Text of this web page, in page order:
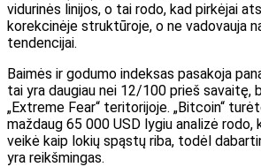
vidurinės linijos, o tai rodo, kad pirkėjai
korekcinėje struktūroje, o ne vadovauja
tendencijai.
Baimės ir godumo indeksas pasakoja
tai yra daugiau nei 12/100 prieš savaitę,
„Extreme Fear“ teritorijoje. „Bitcoin“
maždaug 65 000 USD lygiu analizė rodo,
veikė kaip lokių spąstų riba, todėl
yra reikšmingas.